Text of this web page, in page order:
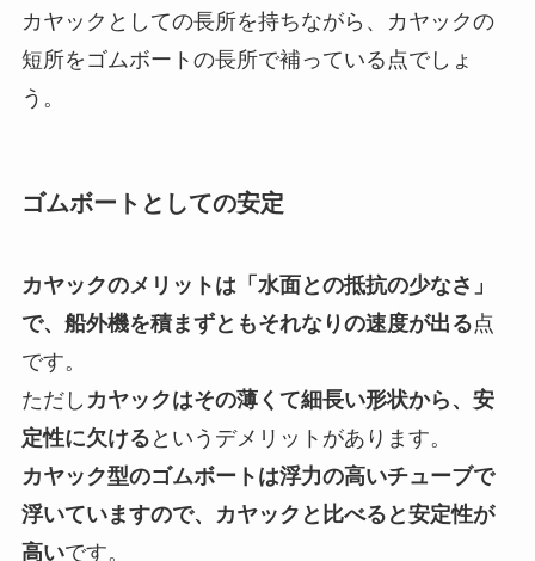
カヤックとしての長所を持ちながら、カヤックの
短所をゴムボートの長所で補っている点でしょ
う。
ゴムボートとしての安定
カヤックのメリットは「水面との抵抗の少なさ」
で、船外機を積まずともそれなりの速度が出る点
です。
ただし カヤックはその薄くて細長い形状から、安
定性に欠ける というデメリットがあります。
カヤック型のゴムボートは浮力の高いチューブで
浮いていますので、カヤックと比べると安定性が
高いです。